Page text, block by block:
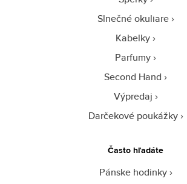
Slnečné okuliare
Kabelky
Parfumy
Second Hand
Výpredaj
Darčekové poukážky
Často hľadáte
Pánske hodinky